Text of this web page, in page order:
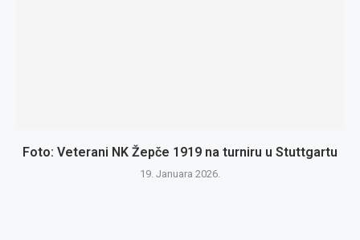
Foto: Veterani NK Žepče 1919 na turniru u Stuttgartu
19. Januara 2026.